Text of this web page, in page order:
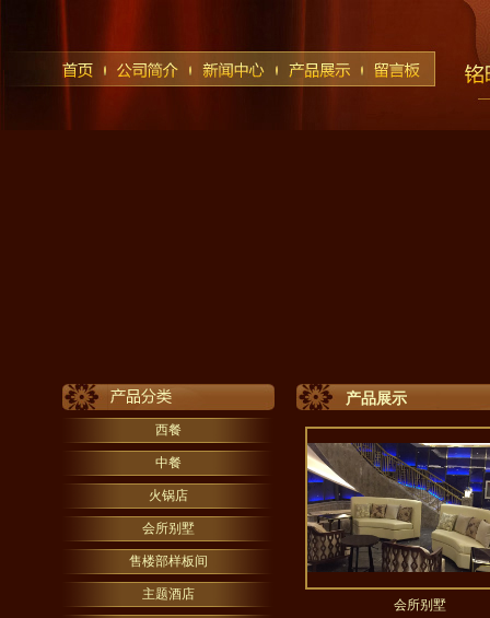
西餐
中餐
火锅店
会所别墅
售楼部样板间
主题酒店
产品展示
会所别墅